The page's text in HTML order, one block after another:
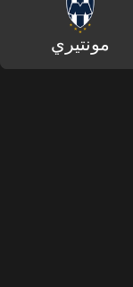
مونتيري